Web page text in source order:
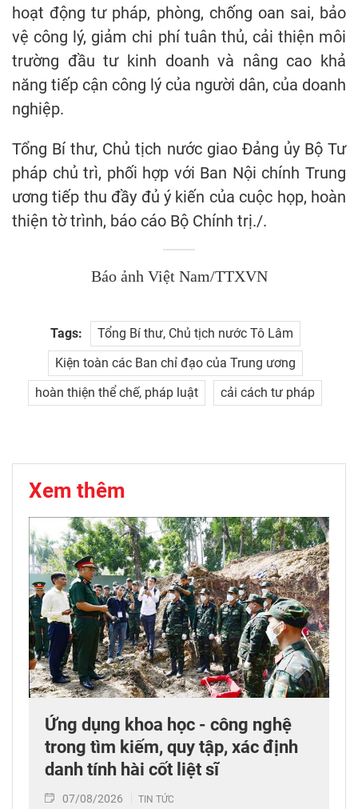
hoạt động tư pháp, phòng, chống oan sai, bảo
vệ công lý, giảm chi phí tuân thủ, cải thiện môi
trường đầu tư kinh doanh và nâng cao khả
năng tiếp cận công lý của người dân, của doanh
nghiệp.
Tổng Bí thư, Chủ tịch nước giao Đảng ủy Bộ Tư
pháp chủ trì, phối hợp với Ban Nội chính Trung
ương tiếp thu đầy đủ ý kiến của cuộc họp, hoàn
thiện tờ trình, báo cáo Bộ Chính trị./.
Báo ảnh Việt Nam/TTXVN
Tags:
Tổng Bí thư, Chủ tịch nước Tô Lâm
Kiện toàn các Ban chỉ đạo của Trung ương
hoàn thiện thể chế, pháp luật
cải cách tư pháp
Xem thêm
Ứng dụng khoa học - công nghệ
trong tìm kiếm, quy tập, xác định
danh tính hài cốt liệt sĩ
07/08/2026 TIN TỨC